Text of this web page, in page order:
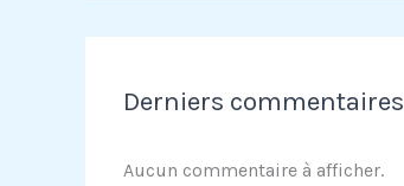
Derniers commentaires
Aucun commentaire à afficher.